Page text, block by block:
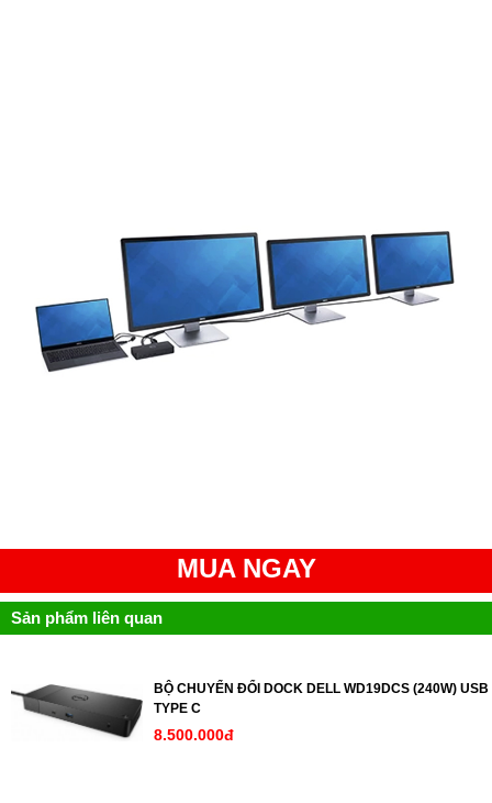
MUA NGAY
Sản phẩm liên quan
BỘ CHUYỂN ĐỔI DOCK DELL WD19DCS (240W) USB
TYPE C
8.500.000đ